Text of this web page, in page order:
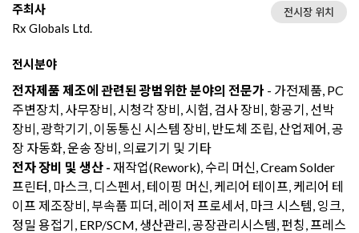
주최사
Rx Globals Ltd.
전시장 위치
전시분야
전자제품 제조에 관련된 광범위한 분야의 전문가 - 가전제품, PC
주변장치, 사무장비, 시청각 장비, 시험, 검사 장비, 항공기, 선박
장비, 광학기기, 이동통신 시스템 장비, 반도체 조립, 산업제어, 공
장 자동화, 운송 장비, 의료기기 및 기타
전자 장비 및 생산 - 재작업(Rework), 수리 머신, Cream Solder
프린터, 마스크, 디스펜서, 테이핑 머신, 케리어 테이프, 케리어 테
이프 제조장비, 부속품 피더, 레이저 프로세서, 마크 시스템, 잉크,
정밀 용접기, ERP/SCM, 생산관리, 공장관리시스템, 펀칭, 프레스